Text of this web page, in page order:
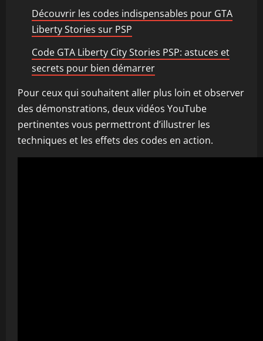
Découvrir les codes indispensables pour GTA
Liberty Stories sur PSP
Code GTA Liberty City Stories PSP: astuces et
secrets pour bien démarrer
Pour ceux qui souhaitent aller plus loin et observer
des démonstrations, deux vidéos YouTube
pertinentes vous permettront d’illustrer les
techniques et les effets des codes en action.